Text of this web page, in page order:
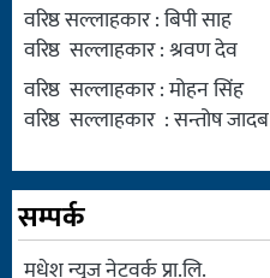
वरिष्ठ सल्लाहकार : बिपी साह
वरिष्ठ सल्लाहकार : श्रवण देव
वरिष्ठ सल्लाहकार : मोहन सिंह
वरिष्ठ सल्लाहकार : सन्तोष जादब
सम्पर्क
मधेश न्युज नेटवर्क प्रा.लि.